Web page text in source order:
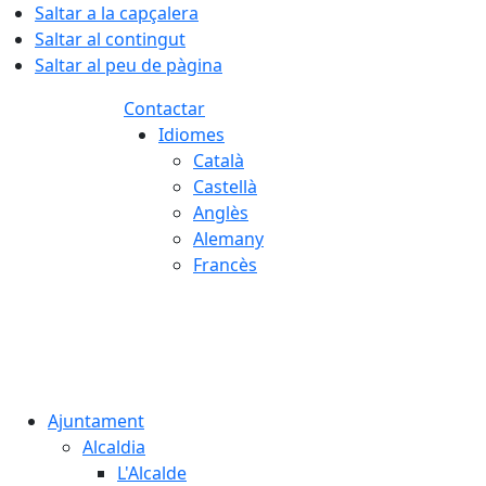
Saltar a la capçalera
Saltar al contingut
Saltar al peu de pàgina
Contactar
Idiomes
Català
Castellà
Anglès
Alemany
Francès
Ajuntament
Alcaldia
L'Alcalde